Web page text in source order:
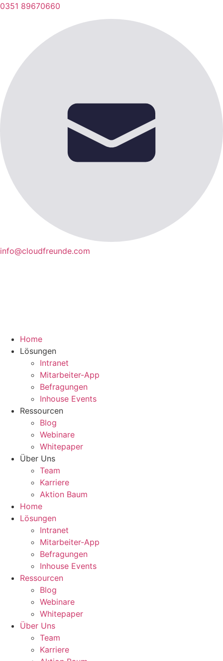
0351 89670660
info@cloudfreunde.com
Home
Lösungen
Intranet
Mitarbeiter-App
Befragungen
Inhouse Events
Ressourcen
Blog
Webinare
Whitepaper
Über Uns
Team
Karriere
Aktion Baum
Home
Lösungen
Intranet
Mitarbeiter-App
Befragungen
Inhouse Events
Ressourcen
Blog
Webinare
Whitepaper
Über Uns
Team
Karriere